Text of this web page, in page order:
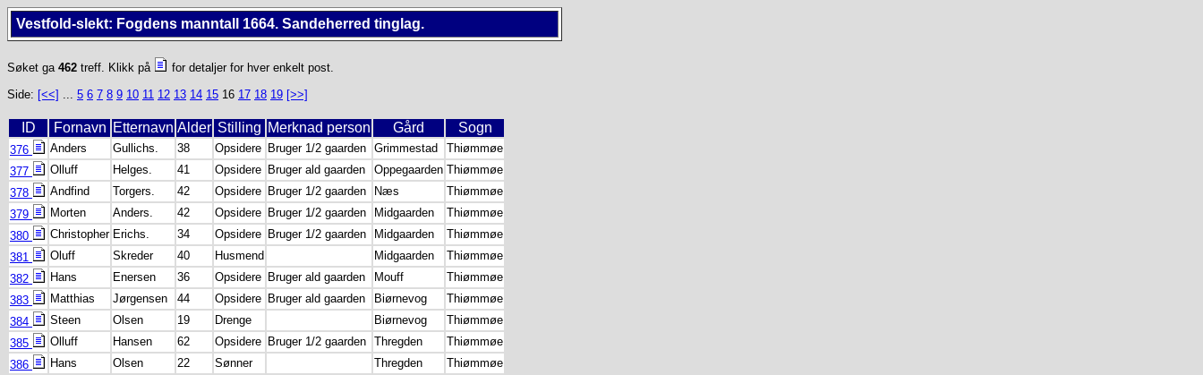
Vestfold-slekt: Fogdens manntall 1664. Sandeherred tinglag.
Søket ga 462 treff. Klikk på
for detaljer for hver enkelt post.
Side: [<<] ... 5 6 7 8 9 10 11 12 13 14 15 16 17 18 19 [>>]
ID Fornavn Etternavn Alder Stilling Merknad person Gård Sogn
376 Anders Gullichs. 38 Opsidere Bruger 1/2 gaarden Grimmestad
Thiømmøe
377
Olluff Helges. 41 Opsidere Bruger ald gaarden Oppegaarden Thiømmøe
378
Andfind Torgers. 42 Opsidere Bruger 1/2 gaarden Næs
Thiømmøe
379
Morten Anders. 42 Opsidere Bruger 1/2 gaarden Midgaarden
Thiømmøe
380
Christopher Erichs. 34 Opsidere Bruger 1/2 gaarden Midgaarden
Thiømmøe
381
Oluff Skreder 40 Husmend Midgaarden
Thiømmøe
382
Hans Enersen 36 Opsidere Bruger ald gaarden Mouff
Thiømmøe
383
Matthias Jørgensen 44 Opsidere Bruger ald gaarden Biørnevog
Thiømmøe
384
Steen Olsen 19 Drenge Biørnevog
Thiømmøe
385
Olluff Hansen 62 Opsidere Bruger 1/2 gaarden Thregden
Thiømmøe
386
Hans Olsen 22 Sønner Thregden
Thiømmøe